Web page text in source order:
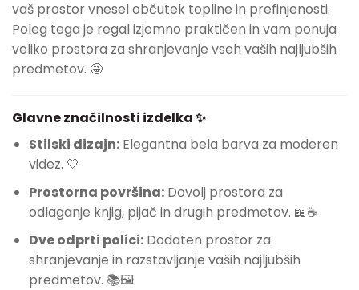
vaš prostor vnesel občutek topline in prefinjenosti.
Poleg tega je regal izjemno praktičen in vam ponuja
veliko prostora za shranjevanje vseh vaših najljubših
predmetov. 🤩
Glavne značilnosti izdelka ✨
Stilski dizajn:Elegantna bela barva za moderen
videz. 🤍
Prostorna površina:Dovolj prostora za
odlaganje knjig, pijač in drugih predmetov. 📖☕
Dve odprti polici:Dodaten prostor za
shranjevanje in razstavljanje vaših najljubših
predmetov. 📚🖼️